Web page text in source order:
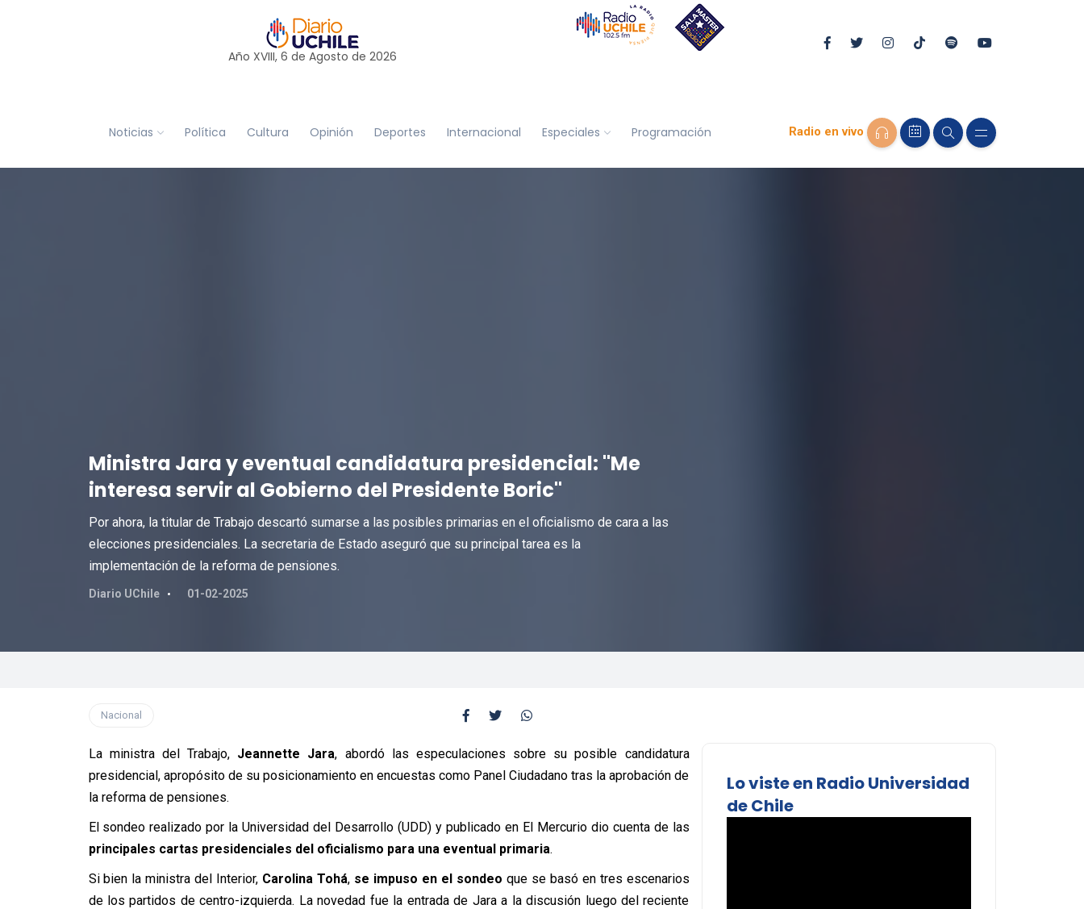
Año XVIII, 6 de Agosto de 2026
Noticias Política Cultura Opinión Deportes Internacional Especiales Programación Radio en vivo
Ministra Jara y eventual candidatura presidencial: "Me
interesa servir al Gobierno del Presidente Boric"
Por ahora, la titular de Trabajo descartó sumarse a las posibles primarias en el oficialismo de cara a las
elecciones presidenciales. La secretaria de Estado aseguró que su principal tarea es la
implementación de la reforma de pensiones.
Diario UChile 01-02-2025
Nacional
La ministra del Trabajo, Jeannette Jara, abordó las especulaciones sobre su posible candidatura
presidencial, apropósito de su posicionamiento en encuestas como Panel Ciudadano tras la aprobación de
la reforma de pensiones.
El sondeo realizado por la Universidad del Desarrollo (UDD) y publicado en El Mercurio dio cuenta de las
principales cartas presidenciales del oficialismo para una eventual primaria.
Si bien la ministra del Interior, Carolina Tohá, se impuso en el sondeo que se basó en tres escenarios
de los partidos de centro-izquierda. La novedad fue la entrada de Jara a la discusión luego del reciente
Lo viste en Radio Universidad
de Chile